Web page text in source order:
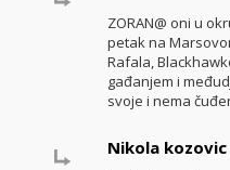
ZORAN@ oni u
petak na
Rafala,
gađanjem i
svoje i nema
Nikola kozovic